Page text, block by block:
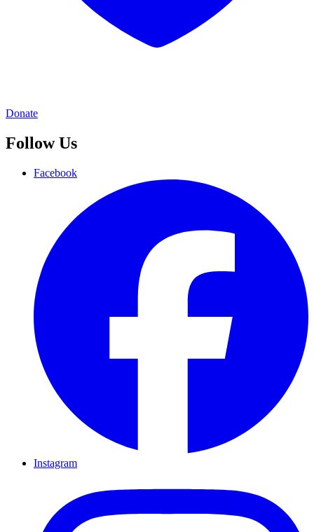
Donate
Follow Us
Facebook
Instagram